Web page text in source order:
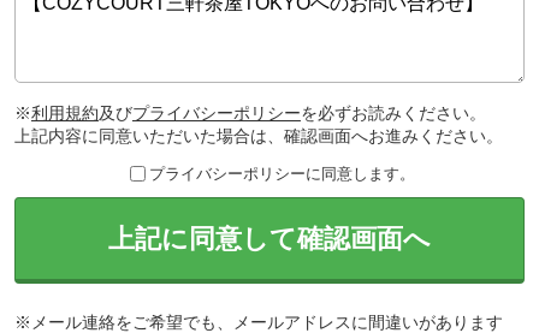
※利用規約及びプライバシーポリシーを必ずお読みください。
上記内容に同意いただいた場合は、確認画面へお進みください。
プライバシーポリシーに同意します。
上記に同意して確認画面へ
※メール連絡をご希望でも、メールアドレスに間違いがあります